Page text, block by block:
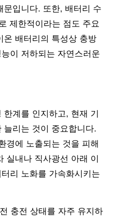
문입니다. 또한, 배터리 수
제한적이라는 점도 주요
온 배터리의 특성상 충방
이 저하되는 자연스러운
계를 인지하고, 현재 기
늘리는 것이 중요합니다.
경에 노출되는 것을 피해
실내나 직사광선 아래 이
리 노화를 가속화시키는
충전 상태를 자주 유지하